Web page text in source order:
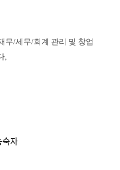
무/세무/회계 관리 및 창업
,
자